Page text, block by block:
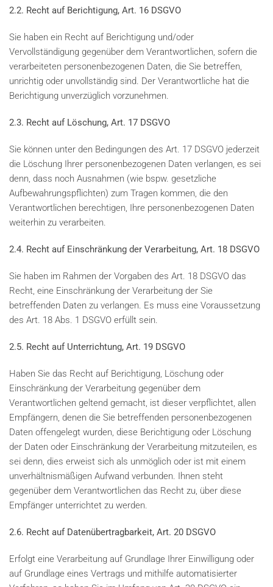
2.2. Recht auf Berichtigung, Art. 16 DSGVO
Sie haben ein Recht auf Berichtigung und/oder
Vervollständigung gegenüber dem Verantwortlichen, sofern die
verarbeiteten personenbezogenen Daten, die Sie betreffen,
unrichtig oder unvollständig sind. Der Verantwortliche hat die
Berichtigung unverzüglich vorzunehmen.
2.3. Recht auf Löschung, Art. 17 DSGVO
Sie können unter den Bedingungen des Art. 17 DSGVO jederzeit
die Löschung Ihrer personenbezogenen Daten verlangen, es sei
denn, dass noch Ausnahmen (wie bspw. gesetzliche
Aufbewahrungspflichten) zum Tragen kommen, die den
Verantwortlichen berechtigen, Ihre personenbezogenen Daten
weiterhin zu verarbeiten.
2.4. Recht auf Einschränkung der Verarbeitung, Art. 18 DSGVO
Sie haben im Rahmen der Vorgaben des Art. 18 DSGVO das
Recht, eine Einschränkung der Verarbeitung der Sie
betreffenden Daten zu verlangen. Es muss eine Voraussetzung
des Art. 18 Abs. 1 DSGVO erfüllt sein.
2.5. Recht auf Unterrichtung, Art. 19 DSGVO
Haben Sie das Recht auf Berichtigung, Löschung oder
Einschränkung der Verarbeitung gegenüber dem
Verantwortlichen geltend gemacht, ist dieser verpflichtet, allen
Empfängern, denen die Sie betreffenden personenbezogenen
Daten offengelegt wurden, diese Berichtigung oder Löschung
der Daten oder Einschränkung der Verarbeitung mitzuteilen, es
sei denn, dies erweist sich als unmöglich oder ist mit einem
unverhältnismäßigen Aufwand verbunden. Ihnen steht
gegenüber dem Verantwortlichen das Recht zu, über diese
Empfänger unterrichtet zu werden.
2.6. Recht auf Datenübertragbarkeit, Art. 20 DSGVO
Erfolgt eine Verarbeitung auf Grundlage Ihrer Einwilligung oder
auf Grundlage eines Vertrags und mithilfe automatisierter